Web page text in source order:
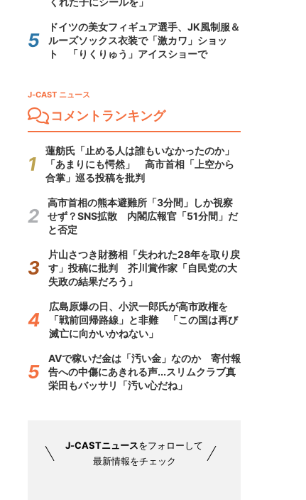
ドイツの美女フィギュア選手、JK風制服＆
ルーズソックス衣装で「激カワ」ショッ
ト 「りくりゅう」アイスショーで
J-CAST ニュース
コメントランキング
蓮舫氏「止める人は誰もいなかったのか」
「あまりにも愕然」 高市首相「上空から
合掌」巡る投稿を批判
高市首相の熊本避難所「3分間」しか視察
せず？SNS拡散 内閣広報官「51分間」だ
と否定
片山さつき財務相「失われた28年を取り戻
す」投稿に批判 芥川賞作家「自民党の大
失政の結果だろう」
広島原爆の日、小沢一郎氏が高市政権を
「戦前回帰路線」と非難 「この国は再び
滅亡に向かいかねない」
AVで稼いだ金は「汚い金」なのか 寄付報
告への中傷にあきれる声...スリムクラブ真
栄田もバッサリ「汚い心だね」
J-CASTニュースをフォローして
最新情報をチェック